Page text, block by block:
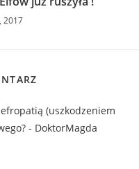
2017
(uszkodzeniem
- DoktorMagda